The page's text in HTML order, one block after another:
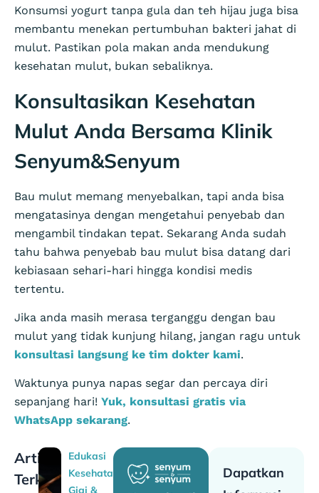
Konsumsi yogurt tanpa gula dan teh hijau juga bisa
membantu menekan pertumbuhan bakteri jahat di
mulut. Pastikan pola makan anda mendukung
kesehatan mulut, bukan sebaliknya.
Konsultasikan Kesehatan
Mulut Anda Bersama Klinik
Senyum&Senyum
Bau mulut memang menyebalkan, tapi anda bisa
mengatasinya dengan mengetahui penyebab dan
mengambil tindakan tepat. Sekarang Anda sudah
tahu bahwa penyebab bau mulut bisa datang dari
kebiasaan sehari-hari hingga kondisi medis
tertentu.
Jika anda masih merasa terganggu dengan bau
mulut yang tidak kunjung hilang, jangan ragu untuk
konsultasi langsung ke tim dokter kami.
Waktunya punya napas segar dan percaya diri
sepanjang hari! Yuk, konsultasi gratis via
WhatsApp sekarang.
Artikel
Terkait
Edukasi
Kesehatan
Gigi &
Dapatkan